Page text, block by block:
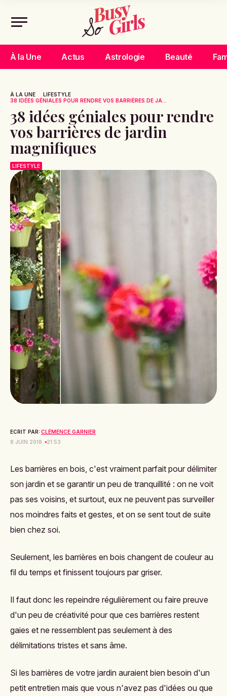
À la Une Actus Astrologie Beauté
À LA UNE
LIFESTYLE
38 IDÉES GÉNIALES POUR RENDRE VOS BARRIÈRES DE JA...
38 idées géniales pour rendre
vos barrières de jardin
magnifiques
LIFESTYLE
ECRIT PAR: CLÉMENCE GARNIER
8 JUIN 2018
21:53
Les barrières en bois, c'est vraiment parfait pour délimiter
son jardin et se garantir un peu de tranquillité : on ne voit
pas ses voisins, et surtout, eux ne peuvent pas surveiller
nos moindres faits et gestes, et on se sent tout de suite
bien chez soi.
Seulement, les barrières en bois changent de couleur au
fil du temps et finissent toujours par griser.
Il faut donc les repeindre régulièrement ou faire preuve
d'un peu de créativité pour que ces barrières restent
gaies et ne ressemblent pas seulement à des
délimitations tristes et sans âme.
Si les barrières de votre jardin auraient bien besoin d'un
petit entretien mais que vous n'avez pas d'idées ou que